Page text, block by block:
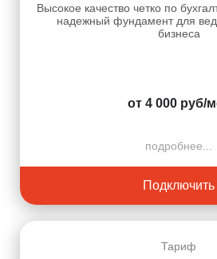
Высокое качество четко по
надежный фундамент для
бизнеса
от 4 000 руб/
подробнее...
Подключить
Тариф